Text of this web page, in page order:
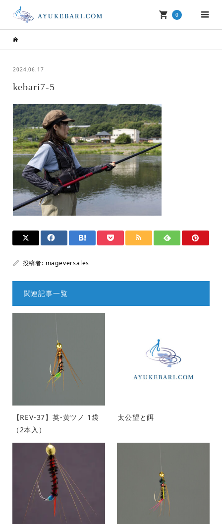
0
2024.06.17
kebari7-5
投稿者: mageversales
関連記事一覧
【REV-37】英-黄ツノ 1袋
（2本入）
太公望と餌